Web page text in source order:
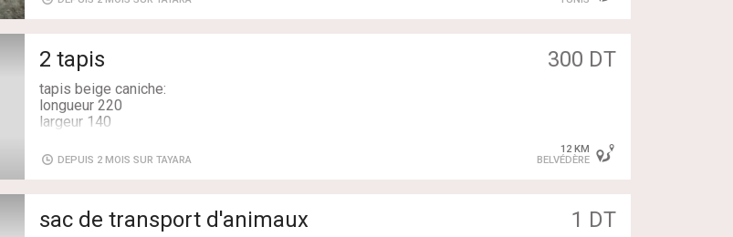
caniche
spitz
bichon
chiwawa
berger
spitz
bichon
chiwawa
berger
2 tapis 300 DT
tapis beige caniche:
longueur 220
largeur 140
tapis bordeaux laine :
prix 200dt
DEPUIS 2 MOIS SUR TAYARA
12 KM
BELVÉDÈRE
sac de transport d'animaux 1 DT